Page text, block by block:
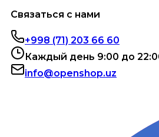
Связаться с нами
+998 (71) 203 66 60
Каждый день 9:00 до
info@openshop.uz